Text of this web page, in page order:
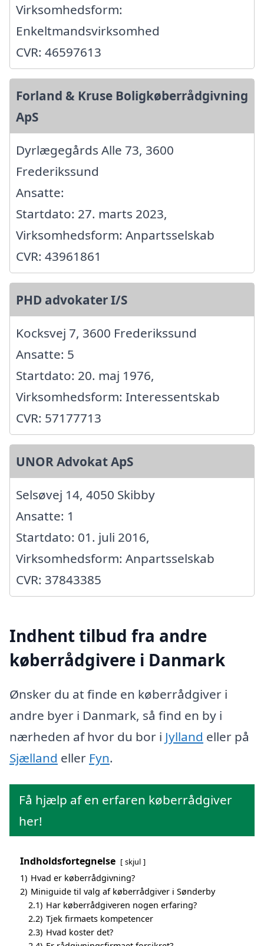
Virksomhedsform:
Enkeltmandsvirksomhed
CVR: 46597613
Forland & Kruse Boligkøberrådgivning
ApS
Dyrlægegårds Alle 73, 3600
Frederikssund
Ansatte:
Startdato: 27. marts 2023,
Virksomhedsform: Anpartsselskab
CVR: 43961861
PHD advokater I/S
Kocksvej 7, 3600 Frederikssund
Ansatte: 5
Startdato: 20. maj 1976,
Virksomhedsform: Interessentskab
CVR: 57177713
UNOR Advokat ApS
Selsøvej 14, 4050 Skibby
Ansatte: 1
Startdato: 01. juli 2016,
Virksomhedsform: Anpartsselskab
CVR: 37843385
Indhent tilbud fra andre
køberrådgivere i Danmark
Ønsker du at finde en køberrådgiver i
andre byer i Danmark, så find en by i
nærheden af hvor du bor i Jylland eller på
Sjælland eller Fyn.
Få hjælp af en erfaren køberrådgiver
her!
Indholdsfortegnelse skjul
1) Hvad er køberrådgivning?
2) Miniguide til valg af køberrådgiver i Sønderby
2.1) Har køberrådgiveren nogen erfaring?
2.2) Tjek firmaets kompetencer
2.3) Hvad koster det?